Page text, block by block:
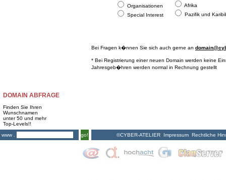
DOMAIN ABFRAGE
Finden Sie Ihren
Wunschnamen
unter 50 und mehr
Top-Levels!!
www .
go!
Organisationen
Special Interest
Afrika
Pazifik und
Bei Fragen k�nnen Sie sich auch gerne an
* Bei Registrierung einer neuen Domain werden keine
Jahresgeb�hren werden normal in Rechnung gestellt
©CYBER-ATELIER Impressum Rechtliche